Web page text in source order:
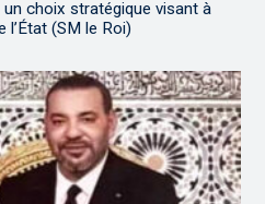
choix stratégique visant à
(SM le Roi)